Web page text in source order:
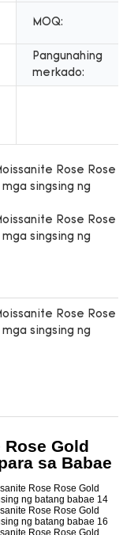
MOQ:
Pangunahing
merkado:
Gold
sa Babae